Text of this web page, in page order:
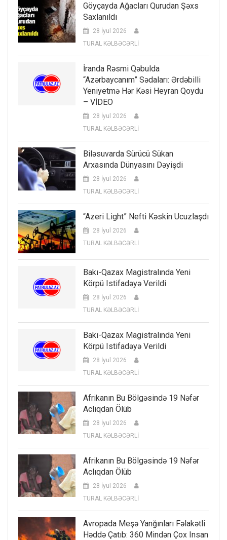
Göyçayda Ağacları Qurudan Şəxs
Saxlanıldı
28 İyul 2026
TURAL KƏLBƏCƏRLİ
İranda Rəsmi Qəbulda
“Azərbaycanım” Sədaları: Ərdəbilli
Yeniyetmə Hər Kəsi Heyran Qoydu
– VİDEO
28 İyul 2026
TURAL KƏLBƏCƏRLİ
Biləsuvarda Sürücü Sükan
Arxasında Dünyasını Dəyişdi
28 İyul 2026
TURAL KƏLBƏCƏRLİ
“Azeri Light” Nefti Kəskin Ucuzlaşdı
28 İyul 2026
TURAL KƏLBƏCƏRLİ
Bakı-Qazax Magistralında Yeni
Körpü Istifadəyə Verildi
28 İyul 2026
TURAL KƏLBƏCƏRLİ
Bakı-Qazax Magistralında Yeni
Körpü Istifadəyə Verildi
28 İyul 2026
TURAL KƏLBƏCƏRLİ
Afrikanın Bu Bölgəsində 19 Nəfər
Aclıqdan Ölüb
28 İyul 2026
TURAL KƏLBƏCƏRLİ
Afrikanın Bu Bölgəsində 19 Nəfər
Aclıqdan Ölüb
28 İyul 2026
TURAL KƏLBƏCƏRLİ
Avropada Meşə Yanğınları Fəlakətli
Həddə Çatıb: 360 Mindən Çox Insan